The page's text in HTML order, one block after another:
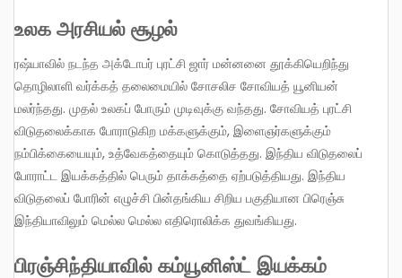
உலக அரசியல் சூழல்
ரஷ்யாவில் நடந்த அக்டோபர் புரட்சி ஜார் மன்னனை தூக்கியெறிந்து
தொழிலாளி வர்க்கத் தலைமையில் சோசலிச சோவியத் யூனியன்
மலர்ந்தது. முதல் உலகப் போரும் முடிவுக்கு வந்தது. சோவியத் புரட்சி
விடுதலைக்காக போராடுகிற மக்களுக்கும், இளைஞர்களுக்கும்
நம்பிக்கையையும், உத்வேகத்தையும் கொடுத்தது. இந்திய விடுதலைப்
போராட்ட இயக்கத்தில் பெரும் தாக்கத்தை ஏற்படுத்தியது. இந்திய
விடுதலைப் போரின் எழுச்சி பின்தங்கிய சிறிய பகுதியான பிரெஞ்சு
இந்தியாவிலும் மெல்ல மெல்ல எதிரொலிக்க துவங்கியது.
பிரஞ்சிந்தியாவில் கம்யூனிஸ்ட் இயக்கம்